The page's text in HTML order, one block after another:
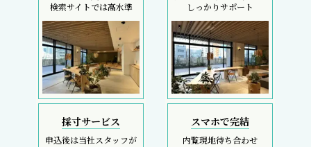
検索サイトでは高水準
しっかりサポート
採寸サービス
申込後は当社スタッフが
スマホで完結
内覧現地待ち合わせ